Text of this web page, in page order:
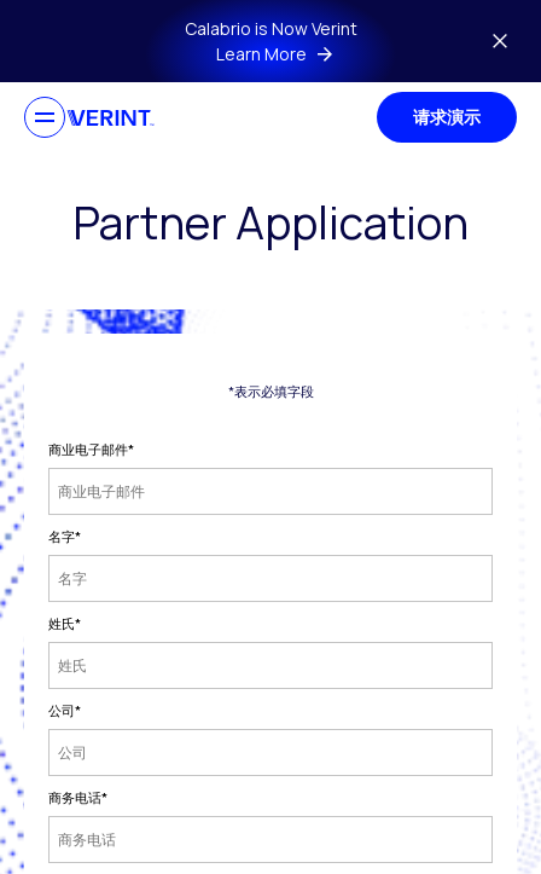
Skip to main contentCalabrio is Now Verint
Learn More
请求演示
Partner Application
*表示必填字段
商业电子邮件*
名字*
姓氏*
公司*
商务电话*